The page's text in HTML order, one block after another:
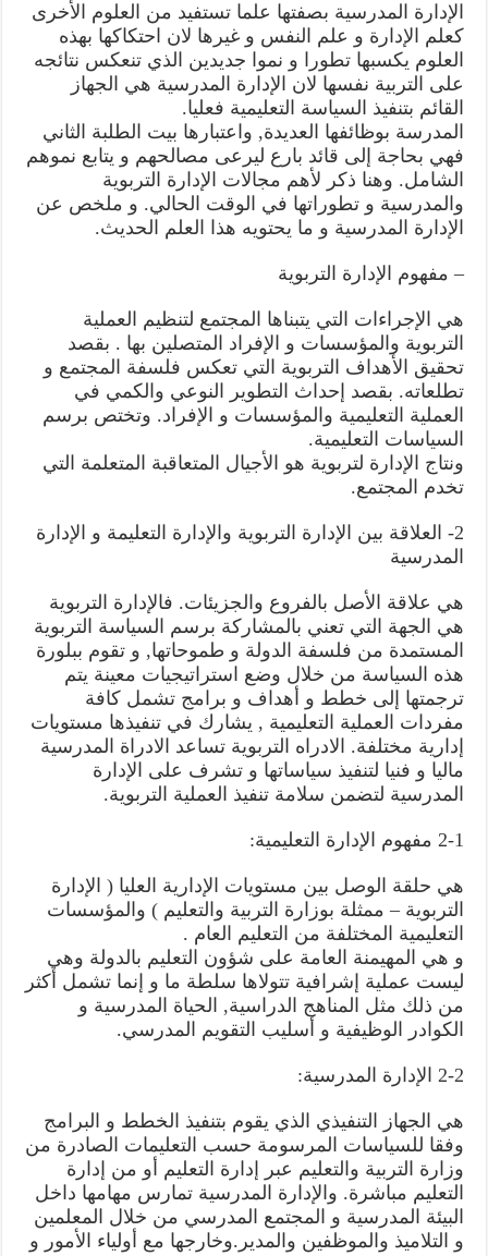
الإدارة المدرسية بصفتها علما تستفيد من العلوم الأخرى
كعلم الإدارة و علم النفس و غيرها لان احتكاكها بهذه
العلوم يكسبها تطورا و نموا جديدين الذي تنعكس نتائجه
على التربية نفسها لان الإدارة المدرسية هي الجهاز
القائم بتنفيذ السياسة التعليمية فعليا.
المدرسة بوظائفها العديدة, واعتبارها بيت الطلبة الثاني
فهي بحاجة إلى قائد بارع ليرعى مصالحهم و يتابع نموهم
الشامل. وهنا ذكر لأهم مجالات الإدارة التربوية
والمدرسية و تطوراتها في الوقت الحالي. و ملخص عن
الإدارة المدرسية و ما يحتويه هذا العلم الحديث.
– مفهوم الإدارة التربوية
هي الإجراءات التي يتبناها المجتمع لتنظيم العملية
التربوية والمؤسسات و الإفراد المتصلين بها . بقصد
تحقيق الأهداف التربوية التي تعكس فلسفة المجتمع و
تطلعاته. بقصد إحداث التطوير النوعي والكمي في
العملية التعليمية والمؤسسات و الإفراد. وتختص برسم
السياسات التعليمية.
ونتاج الإدارة لتربوية هو الأجيال المتعاقبة المتعلمة التي
تخدم المجتمع.
2- العلاقة بين الإدارة التربوية والإدارة التعليمة و الإدارة
المدرسية
هي علاقة الأصل بالفروع والجزيئات. فالإدارة التربوية
هي الجهة التي تعني بالمشاركة برسم السياسة التربوية
المستمدة من فلسفة الدولة و طموحاتها, و تقوم ببلورة
هذه السياسة من خلال وضع استراتيجيات معينة يتم
ترجمتها إلى خطط و أهداف و برامج تشمل كافة
مفردات العملية التعليمية , يشارك في تنفيذها مستويات
إدارية مختلفة. الادراه التربوية تساعد الادراة المدرسية
ماليا و فنيا لتنفيذ سياساتها و تشرف على الإدارة
المدرسية لتضمن سلامة تنفيذ العملية التربوية.
2-1 مفهوم الإدارة التعليمية:
هي حلقة الوصل بين مستويات الإدارية العليا ( الإدارة
التربوية – ممثلة بوزارة التربية والتعليم ) والمؤسسات
التعليمية المختلفة من التعليم العام .
و هي المهيمنة العامة على شؤون التعليم بالدولة وهي
ليست عملية إشرافية تتولاها سلطة ما و إنما تشمل أكثر
من ذلك مثل المناهج الدراسية, الحياة المدرسية و
الكوادر الوظيفية و أسليب التقويم المدرسي.
2-2 الإدارة المدرسية:
هي الجهاز التنفيذي الذي يقوم بتنفيذ الخطط و البرامج
وفقا للسياسات المرسومة حسب التعليمات الصادرة من
وزارة التربية والتعليم عبر إدارة التعليم أو من إدارة
التعليم مباشرة. والإدارة المدرسية تمارس مهامها داخل
البيئة المدرسية و المجتمع المدرسي من خلال المعلمين
و التلاميذ والموظفين والمدير.وخارجها مع أولياء الأمور و